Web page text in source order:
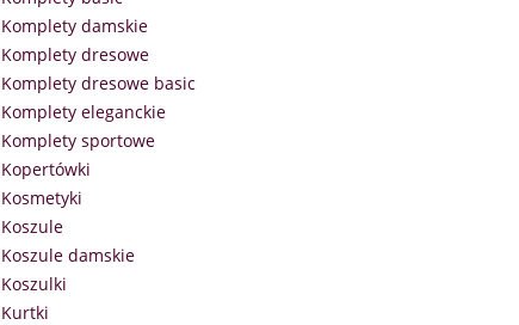
Komplety damskie
Komplety dresowe
Komplety dresowe basic
Komplety eleganckie
Komplety sportowe
Kopertówki
Kosmetyki
Koszule
Koszule damskie
Koszulki
Kurtki